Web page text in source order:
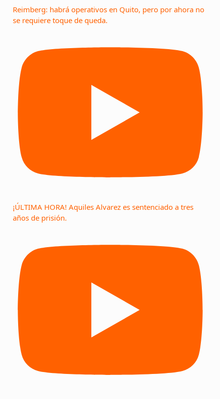
Reimberg: habrá operativos en Quito, pero por ahora no
se requiere toque de queda.
¡ÚLTIMA HORA! Aquiles Alvarez es sentenciado a tres
años de prisión.